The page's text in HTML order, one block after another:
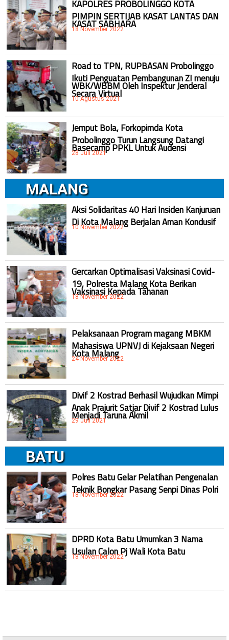
KAPOLRES PROBOLINGGO KOTA
PIMPIN SERTIJAB KASAT LANTAS DAN
KASAT SABHARA
18 November 2022
Road to TPN, RUPBASAN Probolinggo
Ikuti Penguatan Pembangunan ZI menuju
WBK/WBBM Oleh Inspektur Jenderal
Secara Virtual
10 Agustus 2021
Jemput Bola, Forkopimda Kota
Probolinggo Turun Langsung Datangi
Basecamp PPKL Untuk Audensi
28 Juli 2021
MALANG
Aksi Solidaritas 40 Hari Insiden Kanjuruan
Di Kota Malang Berjalan Aman Kondusif
10 November 2022
Gercarkan Optimalisasi Vaksinasi Covid-
19, Polresta Malang Kota Berikan
Vaksinasi Kepada Tahanan
18 November 2022
Pelaksanaan Program magang MBKM
Mahasiswa UPNVJ di Kejaksaan Negeri
Kota Malang
24 November 2022
Divif 2 Kostrad Berhasil Wujudkan Mimpi
Anak Prajurit Satjar Divif 2 Kostrad Lulus
Menjadi Taruna Akmil
29 Juli 2021
BATU
Polres Batu Gelar Pelatihan Pengenalan
Teknik Bongkar Pasang Senpi Dinas Polri
18 November 2022
DPRD Kota Batu Umumkan 3 Nama
Usulan Calon Pj Wali Kota Batu
18 November 2022